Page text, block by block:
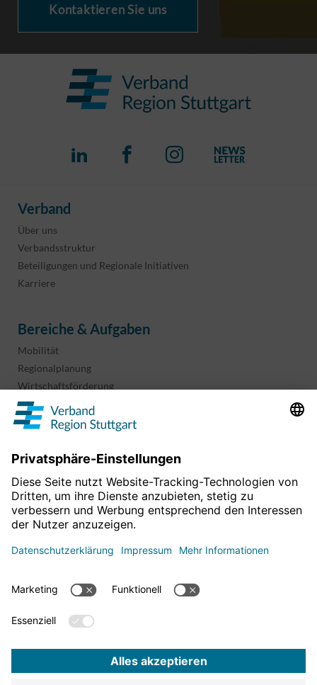
Für mehr News
hier entlang!
Kontaktieren Sie uns
Verband
Über uns
Verbandsstruktur
Beteiligungen und Regionale Initiativen
Karriere
Bereiche & Aufgaben
Mobilität
Regionalplanung
Wirtschaftsförderung
Sport und Kultur
Projekte & Programme
Informationen & Downloads
Geoinformation
Datenschutz
Barrierefreiheitserklärung